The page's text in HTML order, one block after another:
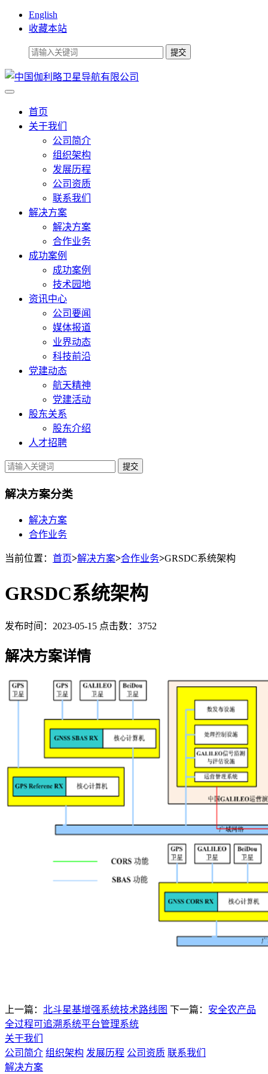
English
收藏本站
首页
关于我们
公司简介
组织架构
发展历程
公司资质
联系我们
解决方案
解决方案
合作业务
成功案例
成功案例
技术园地
资讯中心
公司要闻
媒体报道
业界动态
科技前沿
党建动态
航天精神
党建活动
股东关系
股东介绍
人才招聘
提交
解决方案分类
解决方案
合作业务
当前位置： 首页>解决方案>合作业务>GRSDC系统架构
GRSDC系统架构
发布时间：2023-05-15 点击数：3752
解决方案详情
上一篇： 北斗星基增强系统技术路线图 下一篇： 安全农产品
全过程可追溯系统平台管理系统
关于我们
公司简介 组织架构 发展历程 公司资质 联系我们
解决方案